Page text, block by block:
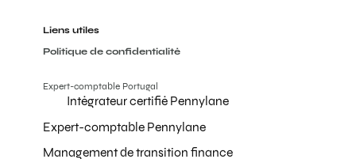
Liens utiles
Politique de confidentialité
Expert-comptable Portugal
Intégrateur certifié Pennylane
Expert-comptable Pennylane
Management de transition finance